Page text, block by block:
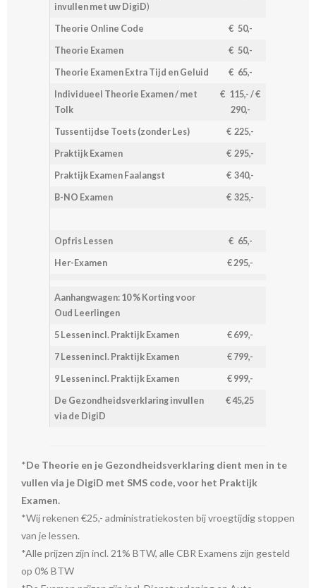
invullen met uw DigiD)
Theorie Online Code € 50,-
Theorie Examen € 50,-
Theorie Examen Extra Tijd en Geluid € 65,-
Individueel Theorie Examen / met
Tolk
€ 115,- / €
290,-
Tussentijdse Toets (zonder Les) € 225,-
Praktijk Examen € 295,-
Praktijk Examen Faalangst € 340,-
B-NO Examen € 325,-
Opfris Lessen € 65,-
Her-Examen € 295,-
Aanhangwagen: 10 % Korting voor
Oud Leerlingen
5 Lessen incl. Praktijk Examen € 699,-
7 Lessen incl. Praktijk Examen € 799,-
9 Lessen incl. Praktijk Examen € 999,-
De Gezondheidsverklaring invullen
via de DigiD
€ 45,25
*De Theorie en je Gezondheidsverklaring dient men in te
vullen via je DigiD met SMS code, voor het Praktijk
Examen.
*Wij rekenen €25,- administratiekosten bij vroegtijdig stoppen
van je lessen.
*Alle prijzen zijn incl. 21% BTW, alle CBR Examens zijn gesteld
op 0% BTW